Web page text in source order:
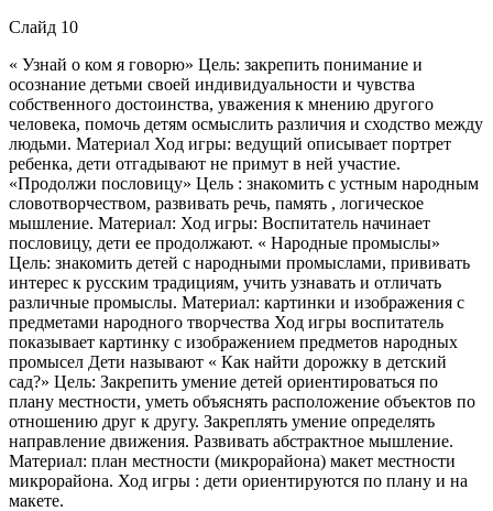
Слайд 10
« Узнай о ком я говорю» Цель: закрепить понимание и
осознание детьми своей индивидуальности и чувства
собственного достоинства, уважения к мнению другого
человека, помочь детям осмыслить различия и сходство между
людьми. Материал Ход игры: ведущий описывает портрет
ребенка, дети отгадывают не примут в ней участие.
«Продолжи пословицу» Цель : знакомить с устным народным
словотворчеством, развивать речь, память , логическое
мышление. Материал: Ход игры: Воспитатель начинает
пословицу, дети ее продолжают. « Народные промыслы»
Цель: знакомить детей с народными промыслами, прививать
интерес к русским традициям, учить узнавать и отличать
различные промыслы. Материал: картинки и изображения с
предметами народного творчества Ход игры воспитатель
показывает картинку с изображением предметов народных
промысел Дети называют « Как найти дорожку в детский
сад?» Цель: Закрепить умение детей ориентироваться по
плану местности, уметь объяснять расположение объектов по
отношению друг к другу. Закреплять умение определять
направление движения. Развивать абстрактное мышление.
Материал: план местности (микрорайона) макет местности
микрорайона. Ход игры : дети ориентируются по плану и на
макете.